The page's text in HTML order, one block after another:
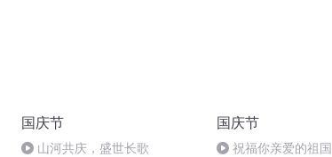
国庆节
山河共庆，盛世长歌
国庆节
祝福你亲爱的祖国